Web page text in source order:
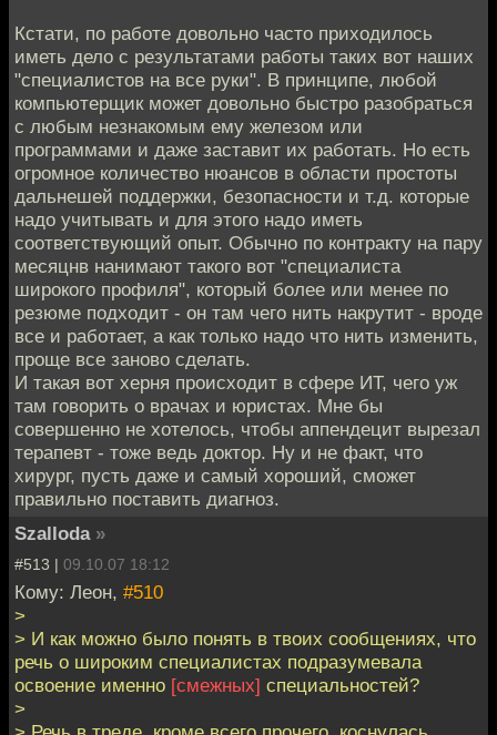
Кстати, по работе довольно часто приходилось
иметь дело с результатами работы таких вот наших
"специалистов на все руки". В принципе, любой
компьютерщик может довольно быстро разобраться
с любым незнакомым ему железом или
программами и даже заставит их работать. Но есть
огромное количество нюансов в области простоты
дальнешей поддержки, безопасности и т.д. которые
надо учитывать и для этого надо иметь
соответствующий опыт. Обычно по контракту на пару
месяцнв нанимают такого вот "специалиста
широкого профиля", который более или менее по
резюме подходит - он там чего нить накрутит - вроде
все и работает, а как только надо что нить изменить,
проще все заново сделать.
И такая вот херня происходит в сфере ИТ, чего уж
там говорить о врачах и юристах. Мне бы
совершенно не хотелось, чтобы аппендецит вырезал
терапевт - тоже ведь доктор. Ну и не факт, что
хирург, пусть даже и самый хороший, сможет
правильно поставить диагноз.
Szalloda »
#513 | 09.10.07 18:12
Кому: Леон, #510
>
> И как можно было понять в твоих сообщениях, что
речь о широким специалистах подразумевала
освоение именно [смежных] специальностей?
>